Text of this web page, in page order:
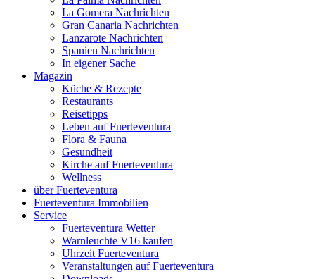
La Gomera Nachrichten
Gran Canaria Nachrichten
Lanzarote Nachrichten
Spanien Nachrichten
In eigener Sache
Magazin
Küche & Rezepte
Restaurants
Reisetipps
Leben auf Fuerteventura
Flora & Fauna
Gesundheit
Kirche auf Fuerteventura
Wellness
über Fuerteventura
Fuerteventura Immobilien
Service
Fuerteventura Wetter
Warnleuchte V16 kaufen
Uhrzeit Fuerteventura
Veranstaltungen auf Fuerteventura